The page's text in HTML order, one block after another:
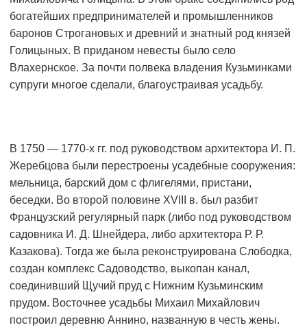
богатейших предпринимателей и промышленников
баронов Строгановых и древний и знатный род князей
Голицыных. В приданом невесты было село
Влахернское. За почти полвека владения Кузьминками
супруги многое сделали, благоустраивая усадьбу.
В 1750 — 1770-х гг. под руководством архитектора И. П.
Жеребцова были перестроены усадебные сооружения:
мельница, барский дом с флигелями, пристани,
беседки. Во второй половине XVIII в. был разбит
Французский регулярный парк (либо под руководством
садовника И. Д. Шнейдера, либо архитектора Р. Р.
Казакова). Тогда же была реконструирована Слободка,
создан комплекс Садоводство, выкопан канал,
соединивший Щучий пруд с Нижним Кузьминским
прудом. Восточнее усадьбы Михаил Михайлович
построил деревню Аннино, названную в честь жены.